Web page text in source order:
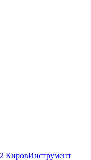
КировИнструмент